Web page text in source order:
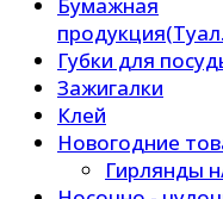
Бумажная
Губки для
Зажигалки
Клей
Новогодние
Гирлянды